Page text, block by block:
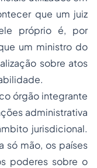
que um juiz
próprio é, por
um ministro do
sobre atos
órgão integrante
administrativa
jurisdicional.
só mão, os países
poderes sobre o